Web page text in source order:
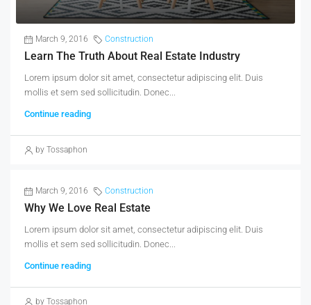
March 9, 2016 Construction
Learn The Truth About Real Estate Industry
Lorem ipsum dolor sit amet, consectetur adipiscing elit. Duis
mollis et sem sed sollicitudin. Donec...
Continue reading
by Tossaphon
March 9, 2016 Construction
Why We Love Real Estate
Lorem ipsum dolor sit amet, consectetur adipiscing elit. Duis
mollis et sem sed sollicitudin. Donec...
Continue reading
by Tossaphon